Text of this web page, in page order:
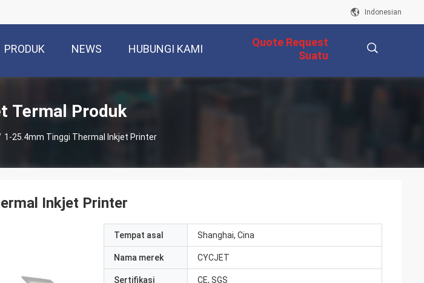
Indonesian
PRODUK NEWS HUBUNGI KAMI
Quote Request
Suatu
Termal Produk
1-25.4mm Tinggi Thermal Inkjet Printer
Inkjet Printer
Tempat asal Shanghai, Cina
Nama merek CYCJET
Sertifikasi CE, SGS